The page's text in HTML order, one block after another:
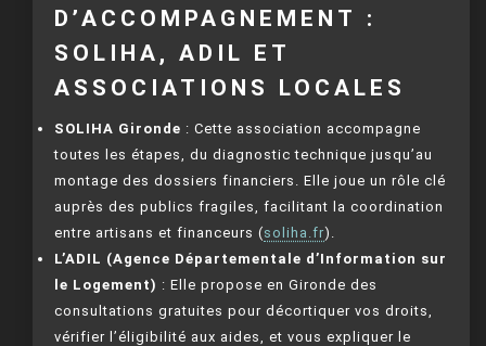
D’ACCOMPAGNEMENT :
SOLIHA, ADIL ET
ASSOCIATIONS LOCALES
SOLIHA Gironde : Cette association accompagne
toutes les étapes, du diagnostic technique jusqu’au
montage des dossiers financiers. Elle joue un rôle clé
auprès des publics fragiles, facilitant la coordination
entre artisans et financeurs (soliha.fr).
L’ADIL (Agence Départementale d’Information sur
le Logement) : Elle propose en Gironde des
consultations gratuites pour décortiquer vos droits,
vérifier l’éligibilité aux aides, et vous expliquer le